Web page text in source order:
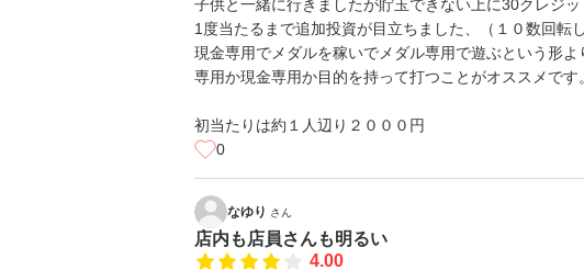
子供と一緒に行きましたが貯玉できない上に30クレジッ
1度当たるまで追加投資が目立ちました、（１０数回転
現金専用でメダルを稼いでメダル専用で遊ぶという形
専用か現金専用か目的を持って打つことがオススメです。
初当たりは約１人辺り２０００円
0
なゆり さん
店内も店員さんも明るい
4.00